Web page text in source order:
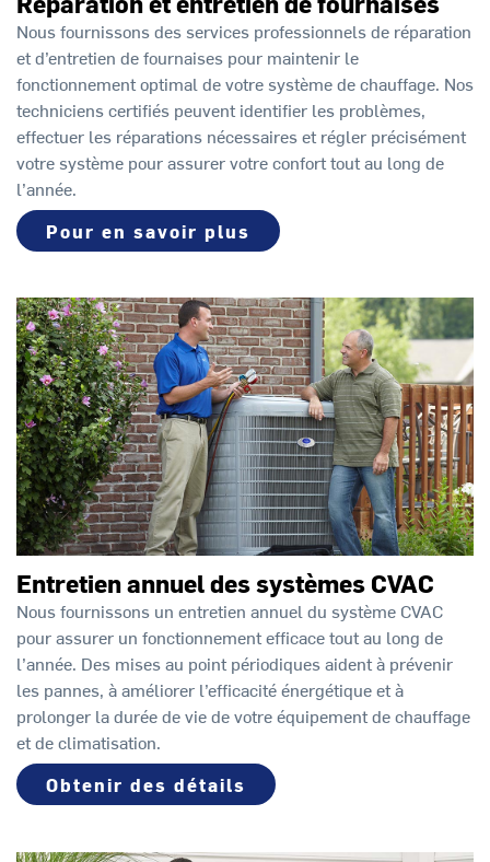
Nous fournissons des services professionnels de réparation
et d’entretien de fournaises pour maintenir le
fonctionnement optimal de votre système de chauffage. Nos
techniciens certifiés peuvent identifier les problèmes,
effectuer les réparations nécessaires et régler précisément
votre système pour assurer votre confort tout au long de
l’année.
Pour en savoir plus
Entretien annuel des systèmes CVAC
Nous fournissons un entretien annuel du système CVAC
pour assurer un fonctionnement efficace tout au long de
l’année. Des mises au point périodiques aident à prévenir
les pannes, à améliorer l’efficacité énergétique et à
prolonger la durée de vie de votre équipement de chauffage
et de climatisation.
Obtenir des détails